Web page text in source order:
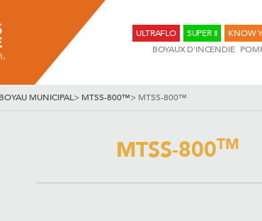
ULTRAFLO SUPER II KNOW
BOYAUX D'INCENDIE
BOYAU MUNICIPAL> MTSS-800™> MTSS-800™
MTSS-800TM